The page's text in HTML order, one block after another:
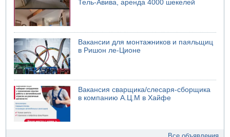
Тель-Авива, аренда 4000 шекелей
Вакансии для монтажников и паяльщиц
в Ришон ле-Ционе
Вакансия сварщика/слесаря-сборщика
в компанию А.Ц.М в Хайфе